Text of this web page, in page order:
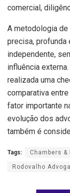
comercial,
A metodologia
precisa, profunda
independente,
influência
realizada uma
comparativa
fator importante
evolução dos
também é
Tags: Chambers &
Rodovalho